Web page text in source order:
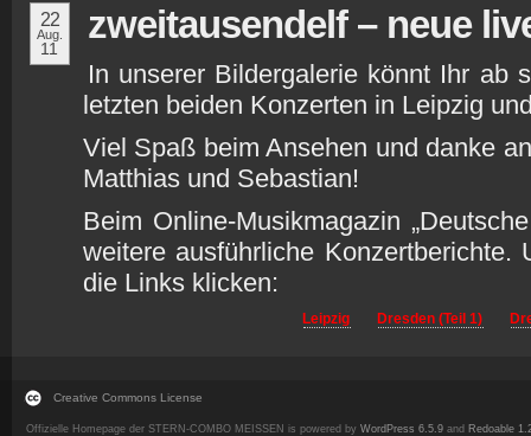
22
Aug.
11
zweitausendelf – neue
In unserer Bildergalerie könnt Ihr ab
letzten beiden Konzerten in Leipzig
Viel Spaß beim Ansehen und danke
Matthias und Sebastian!
Beim Online-Musikmagazin
weitere ausführliche
die Links klicken:
Leipzig Dresden (Teil 1)
Creative Commons License
Offizielle Homepage der STERN-COMBO MEISSEN is powered by WordPress 6.5.9 and Redoable